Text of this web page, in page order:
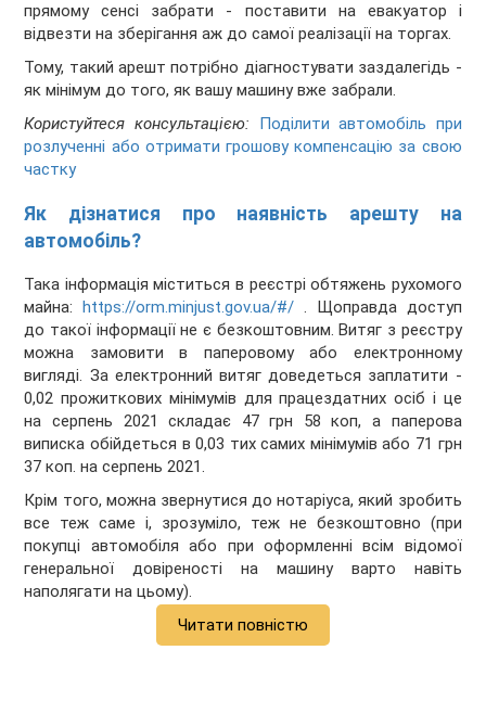
прямому сенсі забрати - поставити на евакуатор і
відвезти на зберігання аж до самої реалізації на торгах.
Тому, такий арешт потрібно діагностувати заздалегідь -
як мінімум до того, як вашу машину вже забрали.
Користуйтеся консультацією:
Поділити автомобіль при
розлученні або отримати грошову компенсацію за свою
частку
Як дізнатися про наявність арешту на
автомобіль?
Така інформація міститься в реєстрі обтяжень рухомого
майна: https://orm.minjust.gov.ua/#/ . Щоправда доступ
до такої інформації не є безкоштовним. Витяг з реєстру
можна замовити в паперовому або електронному
вигляді. За електронний витяг доведеться заплатити -
0,02 прожиткових мінімумів для працездатних осіб і це
на серпень 2021 складає 47 грн 58 коп, а паперова
виписка обійдеться в 0,03 тих самих мінімумів або 71 грн
37 коп. на серпень 2021.
Крім того, можна звернутися до нотаріуса, який зробить
все теж саме і, зрозуміло, теж не безкоштовно (при
покупці автомобіля або при оформленні всім відомої
генеральної довіреності на машину варто навіть
наполягати на цьому).
Читати повністю